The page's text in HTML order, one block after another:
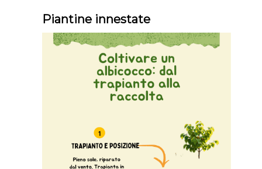
Piantine innestate